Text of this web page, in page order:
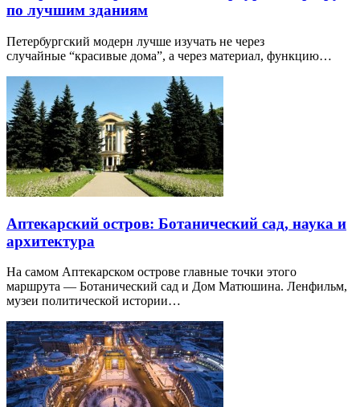
по лучшим зданиям
Петербургский модерн лучше изучать не через
случайные “красивые дома”, а через материал, функцию…
Аптекарский остров: Ботанический сад, наука и
архитектура
На самом Аптекарском острове главные точки этого
маршрута — Ботанический сад и Дом Матюшина. Ленфильм,
музеи политической истории…